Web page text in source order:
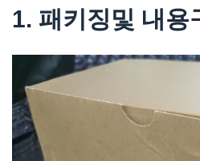
1. 패키징및 내용